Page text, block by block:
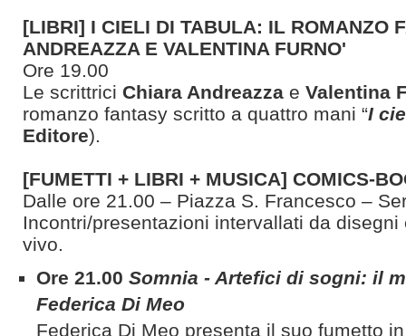
[LIBRI] I CIELI DI TABULA: IL ROMANZO
ANDREAZZA E VALENTINA FURNO'
Ore 19.00
Le scrittrici Chiara Andreazza e Valentina
romanzo fantasy scritto a quattro mani “I
Editore).
[FUMETTI + LIBRI + MUSICA] COMICS-
Dalle ore 21.00 – Piazza S. Francesco –
Incontri/presentazioni intervallati da
vivo.
Ore 21.00 Somnia - Artefici di sogni: il
Federica Di Meo
Federica Di Meo presenta il suo fumetto